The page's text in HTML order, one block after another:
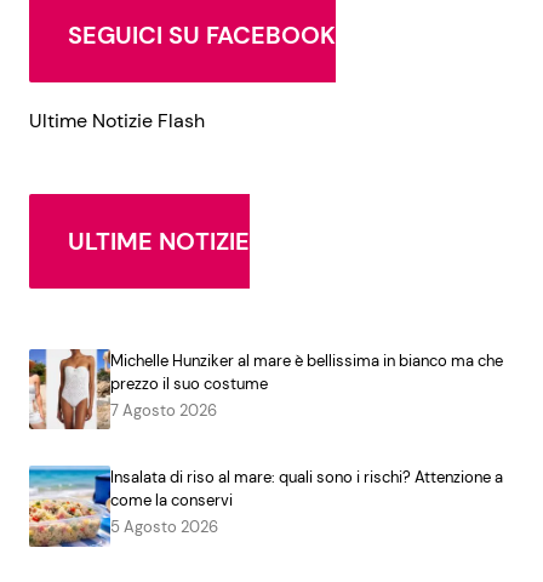
SEGUICI SU FACEBOOK
Ultime Notizie Flash
ULTIME NOTIZIE
Michelle Hunziker al mare è bellissima in bianco ma che
prezzo il suo costume
7 Agosto 2026
Insalata di riso al mare: quali sono i rischi? Attenzione a
come la conservi
5 Agosto 2026